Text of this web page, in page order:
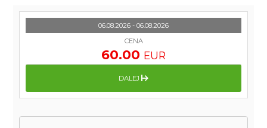
06.08.2026 - 06.08.2026
CENA
60.00 EUR
DALEJ